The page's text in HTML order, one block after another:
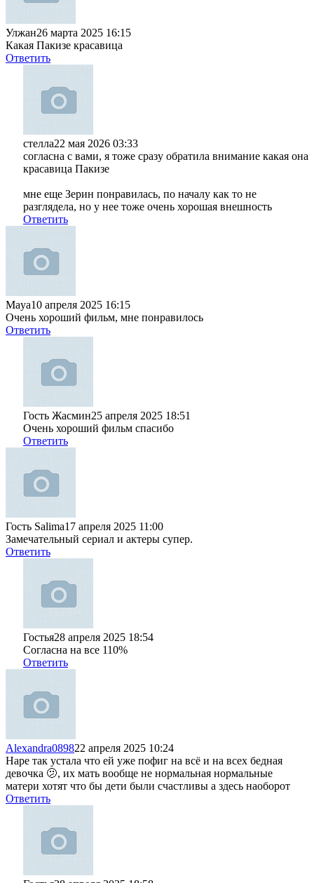
Улжан26 марта 2025 16:15
Какая Пакизе красавица
Ответить
стелла22 мая 2026 03:33
согласна с вами, я тоже сразу обратила внимание какая она
красавица Пакизе
мне еще Зерин понравилась, по началу как то не
разглядела, но у нее тоже очень хорошая внешность
Ответить
Мaya10 апреля 2025 16:15
Очень хороший фильм, мне понравилось
Ответить
Гость Жасмин25 апреля 2025 18:51
Очень хороший фильм спасибо
Ответить
Гость Salima17 апреля 2025 11:00
Замечательный сериал и актеры супер.
Ответить
Гостья28 апреля 2025 18:54
Согласна на все 110%
Ответить
Alexandra089822 апреля 2025 10:24
Наре так устала что ей уже пофиг на всё и на всех бедная
девочка 🫤, их мать вообще не нормальная нормальные
матери хотят что бы дети были счастливы а здесь наоборот
Ответить